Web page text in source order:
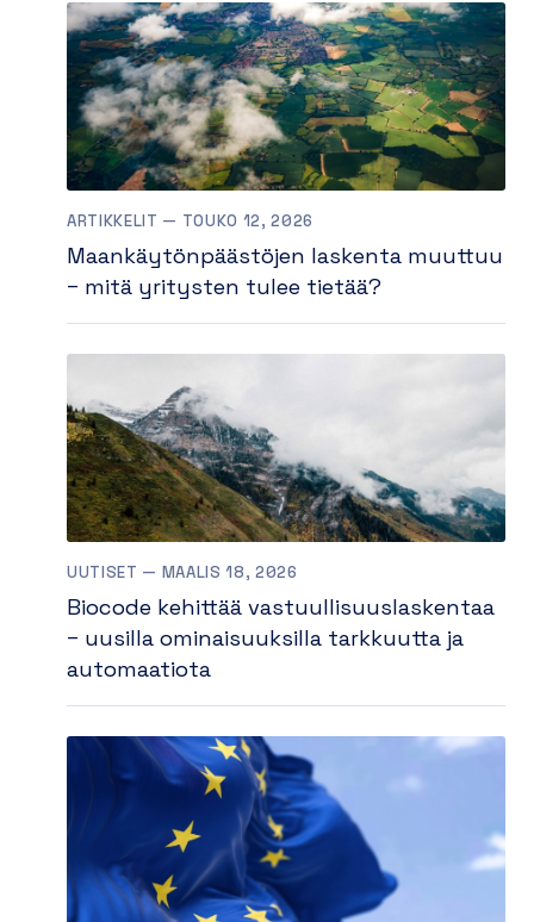
ARTIKKELIT — TOUKO 12, 2026
Maankäytönpäästöjen laskenta muuttuu
– mitä yritysten tulee tietää?
UUTISET — MAALIS 18, 2026
Biocode kehittää vastuullisuuslaskentaa
– uusilla ominaisuuksilla tarkkuutta ja
automaatiota